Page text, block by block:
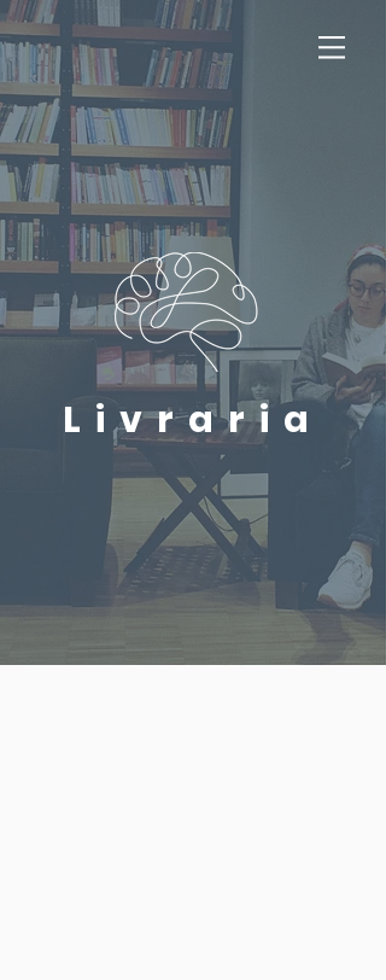
Livraria